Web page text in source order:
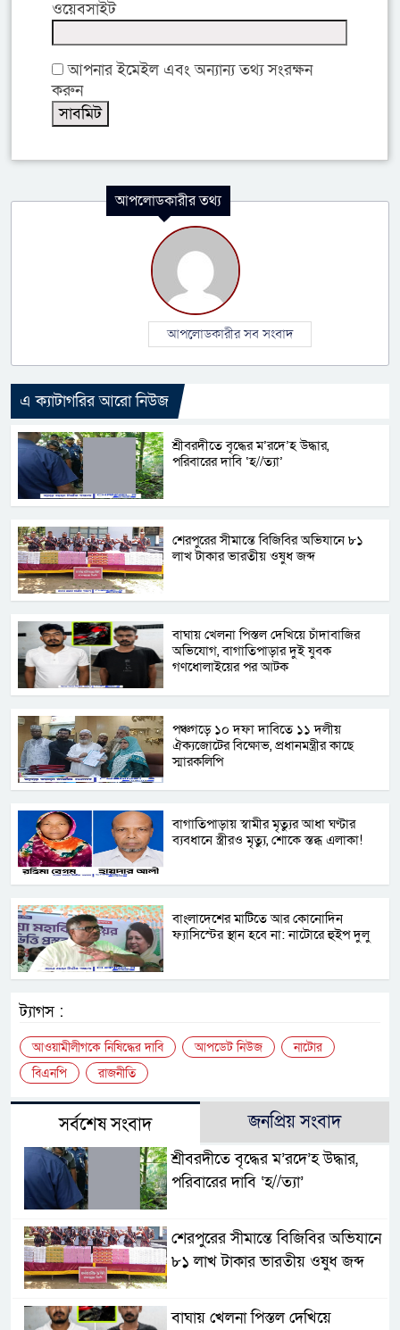
ওয়েবসাইট
আপনার ইমেইল এবং অন্যান্য তথ্য সংরক্ষন
করুন
আপলোডকারীর তথ্য
আপলোডকারীর সব সংবাদ
এ ক্যাটাগরির আরো নিউজ
শ্রীবরদীতে বৃদ্ধের ম’রদে’হ উদ্ধার,
পরিবারের দাবি ‘হ//ত্যা’
শেরপুরের সীমান্তে বিজিবির অভিযানে ৮১
লাখ টাকার ভারতীয় ওষুধ জব্দ
বাঘায় খেলনা পিস্তল দেখিয়ে চাঁদাবাজির
অভিযোগ, বাগাতিপাড়ার দুই যুবক
গণধোলাইয়ের পর আটক
পঞ্চগড়ে ১০ দফা দাবিতে ১১ দলীয়
ঐক্যজোটের বিক্ষোভ, প্রধানমন্ত্রীর কাছে
স্মারকলিপি
বাগাতিপাড়ায় স্বামীর মৃত্যুর আধা ঘণ্টার
ব্যবধানে স্ত্রীরও মৃত্যু, শোকে স্তব্ধ এলাকা!
বাংলাদেশের মাটিতে আর কোনোদিন
ফ্যাসিস্টের স্থান হবে না: নাটোরে হুইপ দুলু
ট্যাগস :
আওয়ামীলীগকে নিষিদ্ধের দাবি আপডেট নিউজ
নাটোর
বিএনপি
রাজনীতি
সর্বশেষ সংবাদ জনপ্রিয় সংবাদ
শ্রীবরদীতে বৃদ্ধের ম’রদে’হ উদ্ধার,
পরিবারের দাবি ‘হ//ত্যা’
শেরপুরের সীমান্তে বিজিবির অভিযানে
৮১ লাখ টাকার ভারতীয় ওষুধ জব্দ
বাঘায় খেলনা পিস্তল দেখিয়ে